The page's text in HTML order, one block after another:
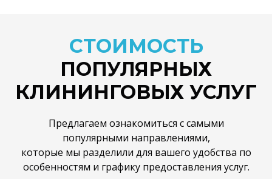
СТОИМОСТЬ
ПОПУЛЯРНЫХ
КЛИНИНГОВЫХ УСЛУГ
Предлагаем ознакомиться с самыми
популярными направлениями,
которые мы разделили для вашего удобства по
особенностям и графику предоставления услуг.